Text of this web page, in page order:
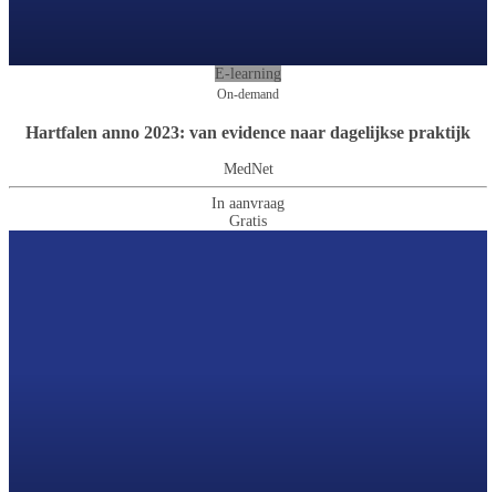
E-learning
On-demand
Hartfalen anno 2023: van evidence naar dagelijkse praktijk
MedNet
In aanvraag
Gratis